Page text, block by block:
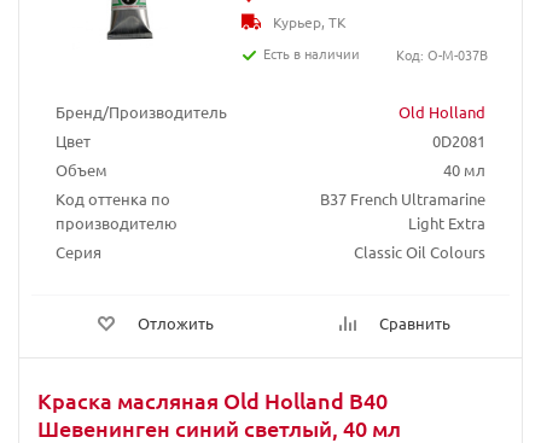
Бренд/Производитель
Old Holland
Цвет
0D2081
Объем
40 мл
Код оттенка по
производителю
B37 French Ultramarine
Light Extra
Серия
Classic Oil Colours
Отложить Сравнить
Курьер, ТК
Есть в наличии
Код: O-M-037B
Краска масляная Old Holland B40
Шевенинген синий светлый, 40 мл